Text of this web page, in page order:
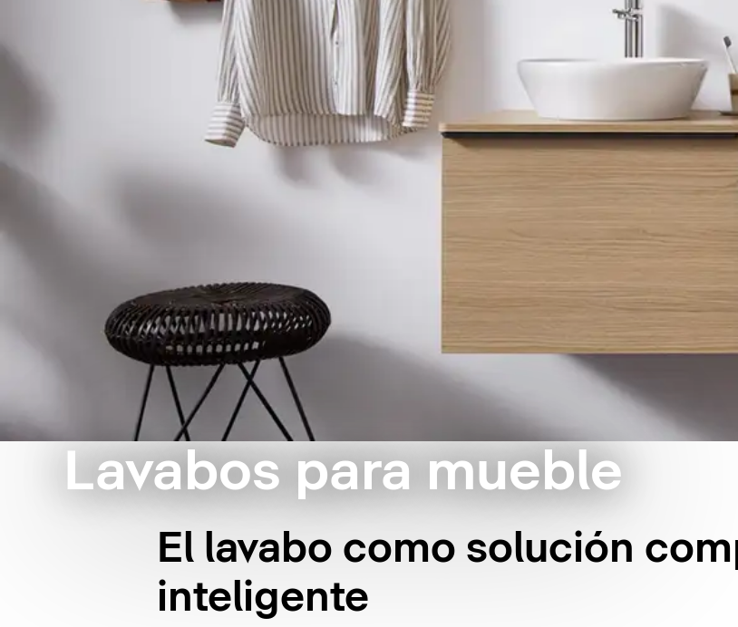
Lavabos para mueble
El lavabo como solución
inteligente